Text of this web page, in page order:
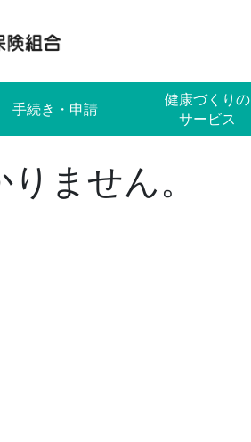
手続き・申請
健康づくりの
サービス
ません。